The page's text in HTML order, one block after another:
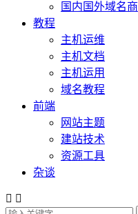
国内国外域名商
教程
主机运维
主机文档
主机运用
域名教程
前端
网站主题
建站技术
资源工具
杂谈
 